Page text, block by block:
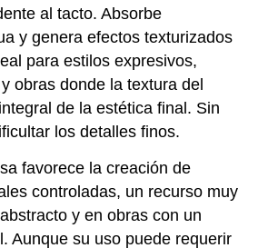
al tacto. Absorbe
y genera efectos texturizados
para estilos expresivos,
obras donde la textura del
de la estética final. Sin
los detalles finos.
favorece la creación de
controladas, un recurso muy
abstracto y en obras con un
Aunque su uso puede requerir